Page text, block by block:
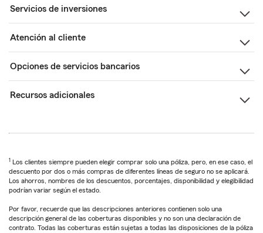
Servicios de inversiones
Atención al cliente
Opciones de servicios bancarios
Recursos adicionales
1 Los clientes siempre pueden elegir comprar solo una póliza, pero, en ese caso, el
descuento por dos o más compras de diferentes líneas de seguro no se aplicará.
Los ahorros, nombres de los descuentos, porcentajes, disponibilidad y elegibilidad
podrían variar según el estado.
Por favor, recuerde que las descripciones anteriores contienen solo una
descripción general de las coberturas disponibles y no son una declaración de
contrato. Todas las coberturas están sujetas a todas las disposiciones de la póliza